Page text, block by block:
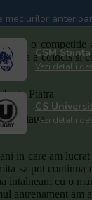
meciurilor
CSM
Vezi detalii
CS
Vezi detalii
o
a coincis
la Piatra
in care am
sa pot
cu o
antrenament